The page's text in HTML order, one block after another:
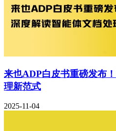
来也ADP白皮书重磅发布
理新范式
2025-11-04